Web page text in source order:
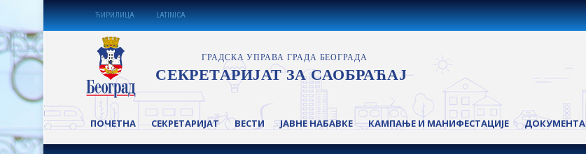
ЋИРИЛИЦА LATINICA
ПОЧЕТНА СЕКРЕТАРИЈАТ ВЕСТИ ЈАВНЕ НАБАВКЕ КАМПАЊЕ И МАНИФЕСТАЦИЈЕ ДОКУМЕНТА